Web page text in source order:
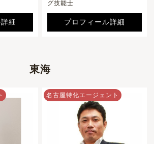
細
グ技能士
プロフィール詳細
東海
名古屋特化エージェント